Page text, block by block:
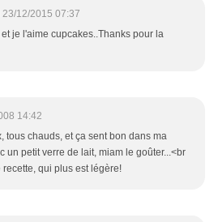
23/12/2015 07:37
je l'aime cupcakes..Thanks pour la
14:42
tous chauds, et ça sent bon dans ma
un petit verre de lait, miam le goûter...<br
recette, qui plus est légère!